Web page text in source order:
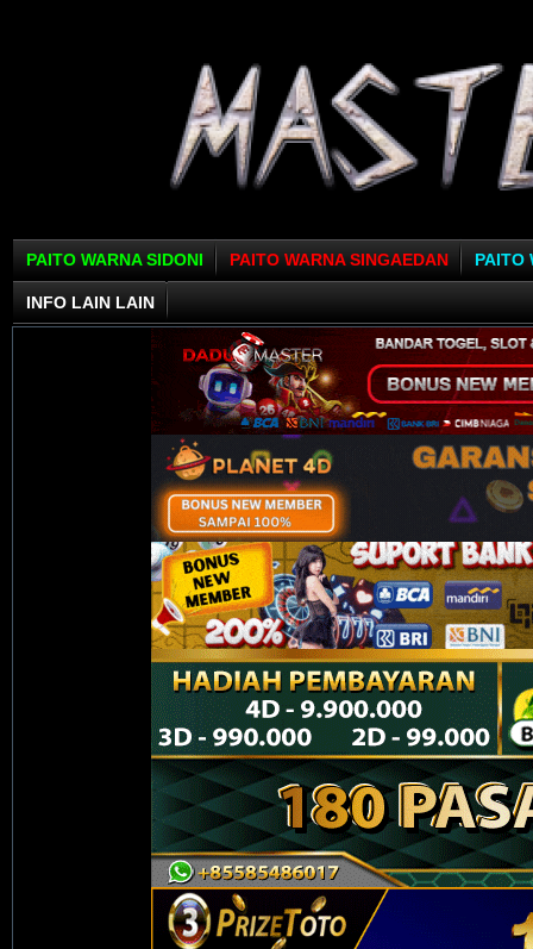
PAITO WARNA SIDONI PAITO WARNA SINGAEDAN PAITO
INFO LAIN LAIN